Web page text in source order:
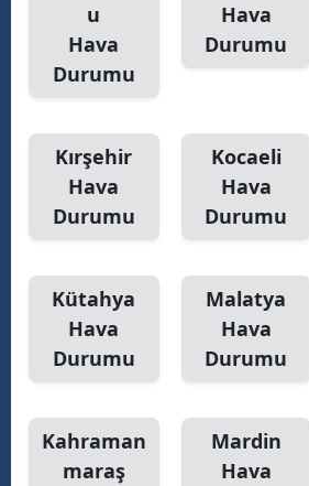
u
Hava
Durumu
Hava
Durumu
Kırşehir
Hava
Durumu
Kocaeli
Hava
Durumu
Kütahya
Hava
Durumu
Malatya
Hava
Durumu
Kahraman
maraş
Mardin
Hava